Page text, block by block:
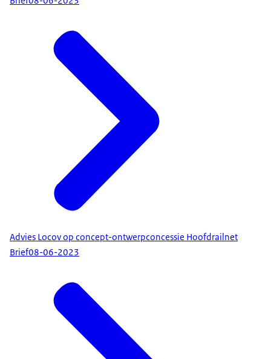
Advies Locov op concept-ontwerpconcessie Hoofdrailnet
Brief08-06-2023